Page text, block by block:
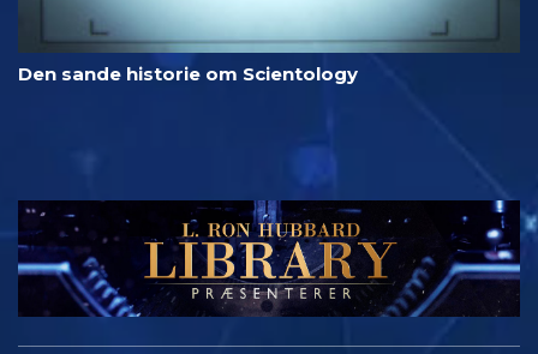
Den sande historie om Scientology